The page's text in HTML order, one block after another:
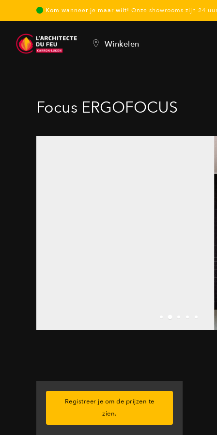
Kom wanneer je maar wilt! Onze showrooms zijn 24
Winkelen
Focus ERGOFOCUS
Registreer je om de prijzen te
zien.